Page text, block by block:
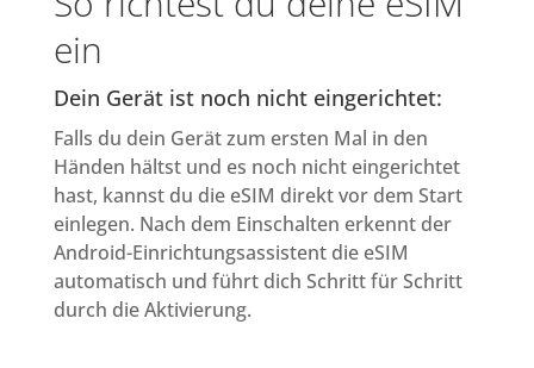
ein
Dein Gerät ist noch nicht eingerichtet:
Falls du dein Gerät zum ersten Mal in den
Händen hältst und es noch nicht eingerichtet
hast, kannst du die eSIM direkt vor dem Start
einlegen. Nach dem Einschalten erkennt der
Android-Einrichtungsassistent die eSIM
automatisch und führt dich Schritt für Schritt
durch die Aktivierung.